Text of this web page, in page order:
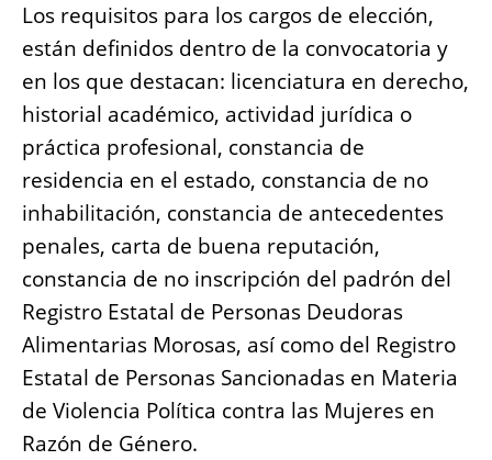
Los requisitos para los cargos de elección,
están definidos dentro de la convocatoria y
en los que destacan: licenciatura en derecho,
historial académico, actividad jurídica o
práctica profesional, constancia de
residencia en el estado, constancia de no
inhabilitación, constancia de antecedentes
penales, carta de buena reputación,
constancia de no inscripción del padrón del
Registro Estatal de Personas Deudoras
Alimentarias Morosas, así como del Registro
Estatal de Personas Sancionadas en Materia
de Violencia Política contra las Mujeres en
Razón de Género.